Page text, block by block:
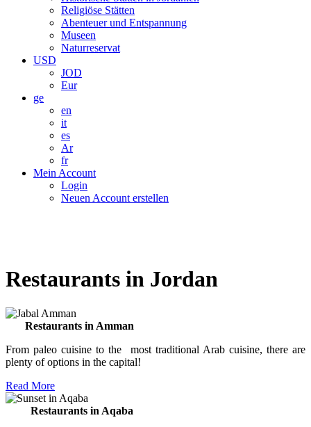
Religiöse Stätten
Abenteuer und Entspannung
Museen
Naturreservat
USD
JOD
Eur
ge
en
it
es
Ar
fr
Mein Account
Login
Neuen Account erstellen
Restaurants in Jordan
Restaurants in Amman
From paleo cuisine to the most traditional Arab cuisine, there are
plenty of options in the capital!
Read More
Restaurants in Aqaba